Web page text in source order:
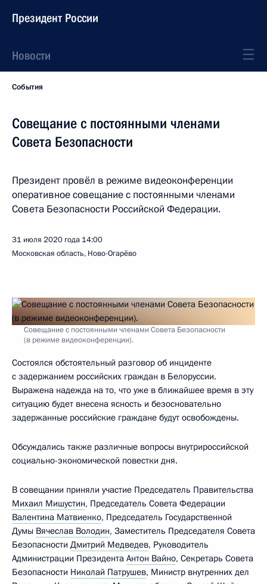
Президент России
Новости
События
Совещание с постоянными членами
Совета Безопасности
Президент провёл в режиме видеоконференции
оперативное совещание с постоянными членами
Совета Безопасности Российской Федерации.
31 июля 2020 года 14:00
Московская область, Ново-Огарёво
Совещание с постоянными членами Совета Безопасности
(в режиме видеоконференции).
Состоялся обстоятельный разговор об инциденте
с задержанием российских граждан в Белоруссии.
Выражена надежда на то, что уже в ближайшее время в эту
ситуацию будет внесена ясность и безосновательно
задержанные российские граждане будут освобождены.
Обсуждались также различные вопросы внутрироссийской
социально-экономической повестки дня.
В совещании приняли участие Председатель Правительства
Михаил Мишустин, Председатель Совета Федерации
Валентина Матвиенко, Председатель Государственной
Думы Вячеслав Володин, Заместитель Председателя Совета
Безопасности Дмитрий Медведев, Руководитель
Администрации Президента Антон Вайно, Секретарь Совета
Безопасности Николай Патрушев, Министр внутренних дел